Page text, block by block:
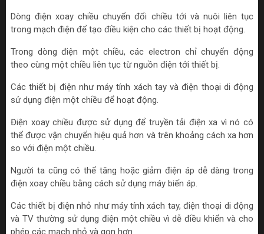
Dòng điện xoay chiều chuyển đổi chiều tới và nuôi liên tục
trong mạch điện để tạo điều kiện cho các thiết bị hoạt động.
Trong dòng điện một chiều, các electron chỉ chuyển động
theo cùng một chiều liên tục từ nguồn điện tới thiết bị.
Các thiết bị điện như máy tính xách tay và điện thoại di động
sử dụng điện một chiều để hoạt động.
Điện xoay chiều được sử dụng để truyền tải điện xa vì nó có
thể được vận chuyển hiệu quả hơn và trên khoảng cách xa hơn
so với điện một chiều.
Người ta cũng có thể tăng hoặc giảm điện áp dễ dàng trong
điện xoay chiều bằng cách sử dụng máy biến áp.
Các thiết bị điện nhỏ như máy tính xách tay, điện thoại di động
và TV thường sử dụng điện một chiều vì dễ điều khiển và cho
phép các mạch nhỏ và gọn hơn.